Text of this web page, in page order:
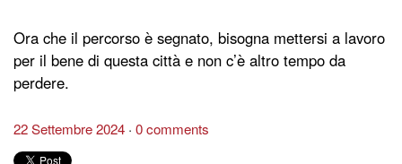
Ora che il percorso è segnato, bisogna mettersi a lavoro
per il bene di questa città e non c’è altro tempo da
perdere.
22 Settembre 2024 0 comments